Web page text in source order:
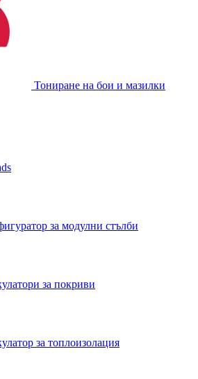
Тониране на бои и мазилки
за модулни стълби
за покриви
за топлоизолация